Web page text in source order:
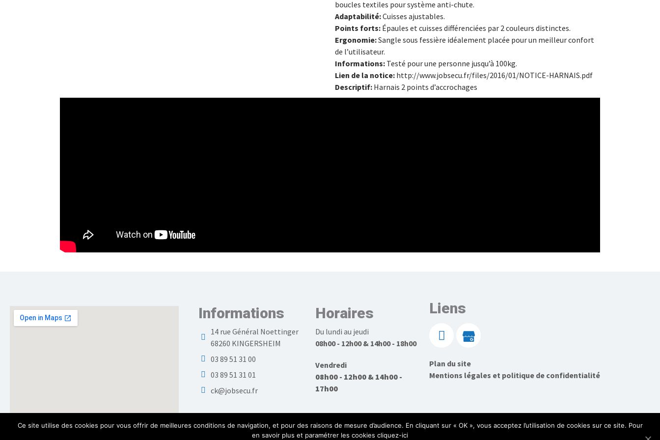
boucles textiles pour système anti-chute.
Adaptabilité:Cuisses ajustables.
Points forts: Épaules et cuisses différenciées par 2 couleurs distinctes.
Ergonomie:Sangle sous fessière idéalement placée pour un meilleur confort
de l’utilisateur.
Informations: Testé pour une personne jusqu’à 100kg.
Lien de la notice: http://www.jobsecu.fr/files/2016/01/NOTICE-HARNAIS.pdf
Descriptif: Harnais 2 points d’accrochages
Informations
14 rue Général Noettinger
68260 KINGERSHEIM
03 89 51 31 00
03 89 51 31 01
ck@jobsecu.fr
Horaires
Du lundi au jeudi
08h00 - 12h00 & 14h00 - 18h00
Vendredi
08h00 - 12h00 & 14h00 -
17h00
Liens
Plan du site
Mentions légales et politique de confidentialité
Ce site utilise des cookies pour vous offrir de meilleures conditions de navigation, et pour des raisons de mesure d’audience. En cliquant sur « OK », vous acceptez l’utilisation de cookies sur ce site. Pour
en savoir plus et paramétrer les cookies cliquez-ici